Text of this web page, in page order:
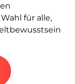
für alle,